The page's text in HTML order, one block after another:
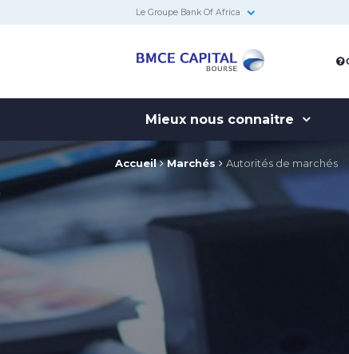
Le Groupe Bank Of Africa
Bourse
Mieux nous connaitre
Accueil Marchés Autorités de marchés